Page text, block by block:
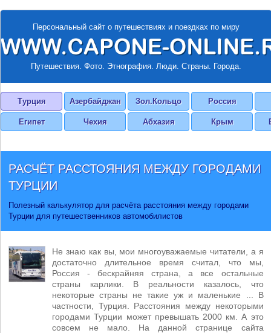
Персональный сайт о путешествиях и поездках по миру
Путешествия. Фото. Этнография. Люди. Страны. Города.
Турция Азербайджан Зол.Кольцо Россия
Египет Чехия Абхазия Крым
РАСЧЁТ РАССТОЯНИЯ МЕЖДУ ГОРОДАМИ
ТУРЦИИ
Полезный калькулятор для расчёта расстояния между городами
Турции для путешественников автомобилистов
Не знаю как вы, мои многоуважаемые читатели, а я
достаточно длительное время считал, что мы,
Россия - бескрайняя страна, а все остальные
страны карлики. В реальности казалось, что
некоторые страны не такие уж и маленькие ... В
частности, Турция. Расстояния между некоторыми
городами Турции может превышать 2000 км. А это
совсем не мало. На данной странице сайта